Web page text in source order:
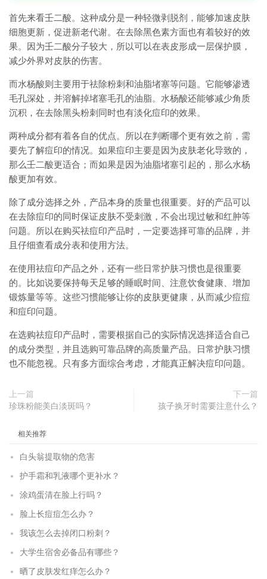
首先来看壬二酸。这种成分是一种轻微剥脱剂，能够加速皮肤
细胞更新，促进新老代谢。在去除黑色素方面也有着较好的效
果。因为壬二酸分子较大，所以可以在表皮形成一层保护膜，
减少外界对皮肤的伤害。
而水杨酸则主要用于祛除粉刺和油脂堵塞等问题。它能够渗透
毛孔深处，并溶解掉堵塞毛孔的油脂。水杨酸还能够减少角质
沉积，在去除黑头粉刺同时也有淡化痘印的效果。
两种成分都有着各自的优点。所以在判断哪个更有效之前，需
要先了解痘印的情况。如果痘印主要是因为皮肤老化导致的，
那么壬二酸更适合；而如果是因为油脂堵塞引起的，那么水杨
酸更加有效。
除了成分选择之外，产品本身的质量也很重要。好的产品可以
在去除痘印的同时保证皮肤不受刺激，不会出现过敏和红肿等
问题。所以在购买祛痘印产品时，一定要选择可靠的品牌，并
且仔细查看成分表和使用方法。
在使用祛痘印产品之外，还有一些日常护肤习惯也是很重要
的。比如说要保持每天足够的睡眠时间、注意饮食健康、增加
锻炼量等等。这些习惯能够让你的皮肤更健康，从而减少痘痘
和痘印问题。
在选购祛痘印产品时，需要根据自己的实际情况选择适合自己
的成分类型，并且选购可靠品牌的高质量产品。日常护肤习惯
也不能忽视。只有多方面综合考虑，才能真正解决痘印问题。
上一篇
珍珠粉能美白淡斑吗？
下一篇
孩子换牙时需要注意什么？
相关推荐
白头翁提取物的危害
护手霜和乳液哪个更补水？
涂鸡蛋清在脸上行吗？
脸上长痘痘怎么办？
我该怎么去掉闭口粉刺？
大学生宿舍必备品有哪些？
晒了皮肤发红痒怎么办？